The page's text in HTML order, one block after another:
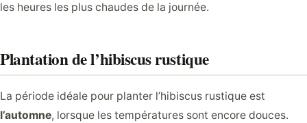
les heures les plus chaudes de la journée.
Plantation de l’hibiscus rustique
La période idéale pour planter l’hibiscus rustique est
l’automne, lorsque les températures sont encore douces.